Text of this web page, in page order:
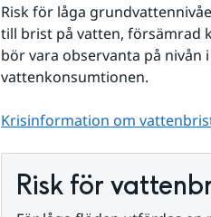
Risk för låga
till brist på vatten, försämrad
bör vara observanta på
vattenkonsumtionen.
Krisinformation om
Risk för